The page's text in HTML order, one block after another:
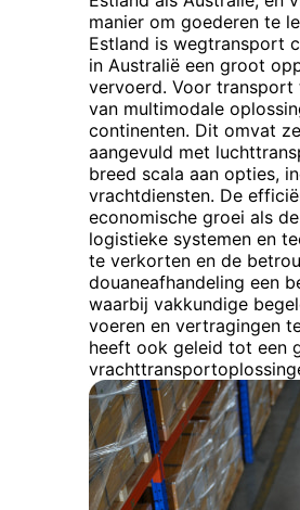
manier om goederen te
Estland is wegtransport
in Australië een groot
vervoerd. Voor transport
van multimodale
continenten. Dit omvat
aangevuld met
breed scala aan opties,
vrachtdiensten. De
economische groei als
logistieke systemen en
te verkorten en de
douaneafhandeling een
waarbij vakkundige
voeren en vertragingen
heeft ook geleid tot een